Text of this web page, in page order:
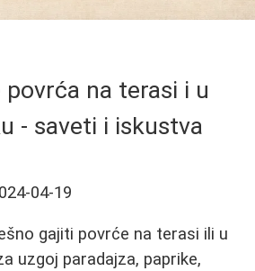
povrća na terasi i u
- saveti i iskustva
04-19
gajiti povrće na terasi ili u
uzgoj paradajza, paprike,